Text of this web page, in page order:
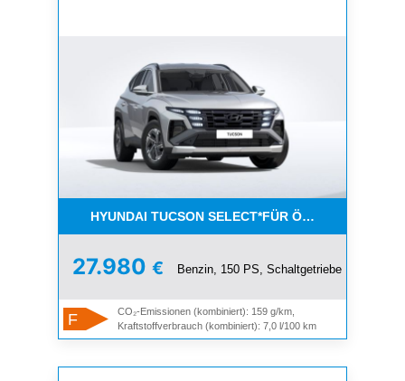
HYUNDAI TUCSON SELECT*FÜR ÖFFENTL.
27.980 € Benzin, 150 PS, Schaltgetriebe
F
CO₂-Emissionen (kombiniert): 159 g/km,
Kraftstoffverbrauch (kombiniert): 7,0 l/100 km